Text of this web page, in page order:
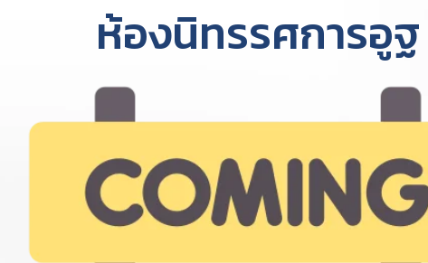
ห้องนิทรรศการอูฐ